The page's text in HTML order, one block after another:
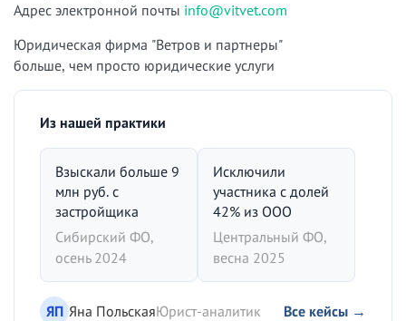
Адрес электронной почты info@vitvet.com
Юридическая фирма "Ветров и партнеры"
больше, чем просто юридические услуги
Из нашей практики
Взыскали больше 9
млн руб. с
застройщика
Сибирский ФО,
осень 2024
Исключили
участника с долей
42% из ООО
Центральный ФО,
весна 2025
ЯП Яна ПольскаяЮрист-аналитик Все кейсы →